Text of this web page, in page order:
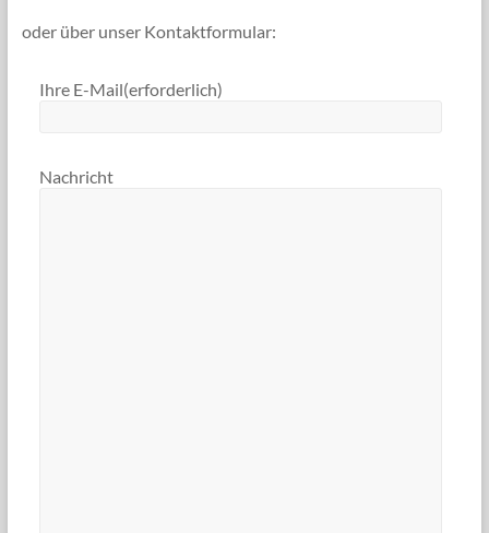
oder über unser Kontaktformular:
Ihre E-Mail(erforderlich)
Nachricht